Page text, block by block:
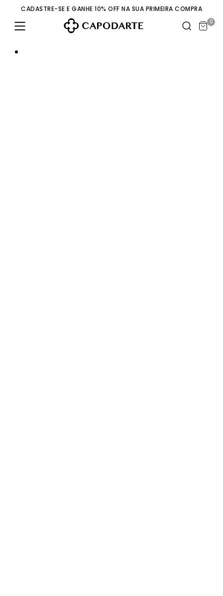
CADASTRE-SE E GANHE 10% OFF NA SUA PRIMEIRA COMPRA
0